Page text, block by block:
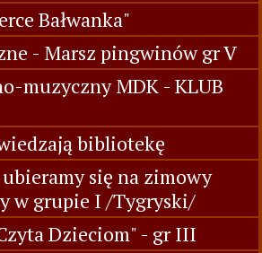
Bałwanka"
- Marsz pingwinów gr V
muzyczny MDK - KLUB
bibliotekę
się na zimowy
w grupie I /Tygryski/
Dzieciom" - gr III